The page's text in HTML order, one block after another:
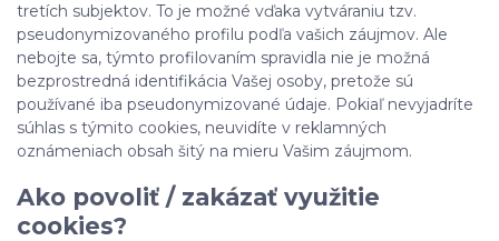
tretích subjektov. To je možné vďaka vytváraniu tzv.
pseudonymizovaného profilu podľa vašich záujmov. Ale
nebojte sa, týmto profilovaním spravidla nie je možná
bezprostredná identifikácia Vašej osoby, pretože sú
používané iba pseudonymizované údaje. Pokiaľ nevyjadríte
súhlas s týmito cookies, neuvidíte v reklamných
oznámeniach obsah šitý na mieru Vašim záujmom.
Ako povoliť / zakázať využitie
cookies?